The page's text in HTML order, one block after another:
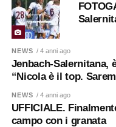
NEWS / 4 anni ago
Jenbach-Salernitana,
“Nicola è il top.
NEWS / 4 anni ago
UFFICIALE.
campo con i granata